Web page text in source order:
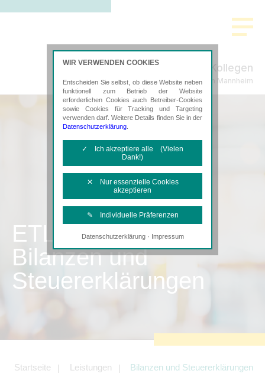
Lindenmeier & Kollegen
Steuerberatung in Mannheim
ETL
Bilanzen und
Steuererklärungen
Startseite Leistungen Bilanzen und Steuererklärungen
WIR VERWENDEN COOKIES
Entscheiden Sie selbst, ob diese Website neben
funktionell zum Betrieb der Website
erforderlichen Cookies auch Betreiber-Cookies
sowie Cookies für Tracking und Targeting
verwenden darf. Weitere Details finden Sie in der
Datenschutzerklärung
✓ Ich akzeptiere alle (Vielen
Dank!)
✕ Nur essenzielle Cookies
akzeptieren
✎ Individuelle Präferenzen
Notwendige Cookies
Diese Cookies sind erforderlich, um die
grundlegende Funktionalität der Website
Tracking- und Targeting-Cookies
Angebotes einschließlich der
Angeboten von z.B. Facebook und
LinkedIn.
Datenschutzerklärung· Impressum